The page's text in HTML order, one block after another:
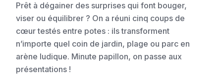
Prêt à dégainer des surprises qui font bouger,
viser ou équilibrer ? On a réuni cinq coups de
cœur testés entre potes : ils transforment
n’importe quel coin de jardin, plage ou parc en
arène ludique. Minute papillon, on passe aux
présentations !